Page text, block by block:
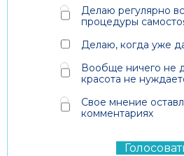
Делаю регулярно
процедуры
Делаю, когда уже
Вообще ничего не
красота не
Свое мнение
комментариях